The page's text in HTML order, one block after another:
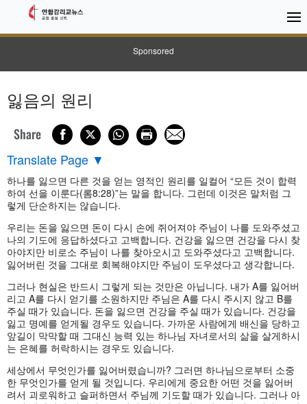
Sponsored
잃음의 원리
Share
Translate Page ▼
하나를 잃으면 다른 것을 얻는 영적인 원리를 일컬어 “모든 것이 합력
하여 선을 이룬다(롬8:28)”는 말을 합니다. 그런데 이것은 말처럼 그
렇게 단순하지는 않습니다.
우리는 돈을 잃으면 돈이 다시 손에 쥐어져야 주님이 나를 도와주셨고
나의 기도에 응답하셨다고 고백합니다. 건강을 잃으면 건강을 다시 찾
아야지만 비로소 주님이 나를 찾아오시고 도와주셨다고 고백합니다.
잃어버린 것을 그대로 회복해야지만 주님이 도우셨다고 생각합니다.
그러나 현실은 반드시 그렇게 되는 것만은 아닙니다. 내가 A를 잃어버
리고 A를 다시 얻기를 소원하지만 주님은 A를 다시 주시지 않고 B를
주실 때가 있습니다. 돈을 잃으면 건강을 주실 때가 있습니다. 건강을
잃고 명예를 얻게될 경우도 있습니다. 가까운 사람에게 배신을 당하고
앞길이 막막할 때 그대신 능력 있는 하나님 자녀로서의 삶을 살게하시
는 은혜를 허락하시는 경우도 있습니다.
세상에서 무엇인가를 잃어버렸습니까? 그러면 하나님으로부터 소중
한 무엇인가를 얻게 될 것입니다. 우리에게 중요한 어떤 것을 잃어버
려서 괴로워하고 슬퍼하면서 주님께 기도할 때가 있습니다. 그러나 아